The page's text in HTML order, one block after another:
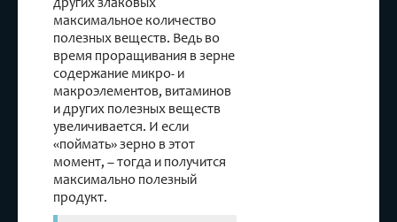
максимальное количество
полезных веществ. Ведь во
время проращивания в зерне
содержание микро- и
макроэлементов, витаминов
и других полезных веществ
увеличивается. И если
«поймать» зерно в этот
момент, – тогда и получится
максимально полезный
продукт.